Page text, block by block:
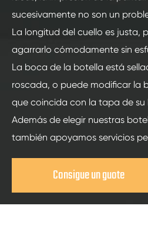
sucesivamente no son un
La longitud del cuello es justa,
agarrarlo cómodamente sin
La boca de la botella está
roscada, o puede modificar la
que coincida con la tapa de su
Además de elegir nuestras
también apoyamos servicios
Consigue un guote